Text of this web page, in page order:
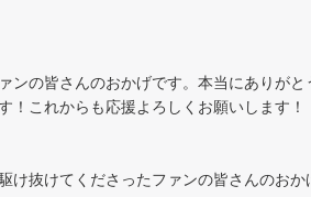
の皆さんのおかげです。本当にありがと
！これからも応援よろしくお願いします！
抜けてくださったファンの皆さんのおか